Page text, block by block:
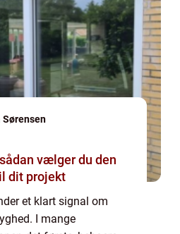
Sørensen
dit projekt
et klart signal om
I mange